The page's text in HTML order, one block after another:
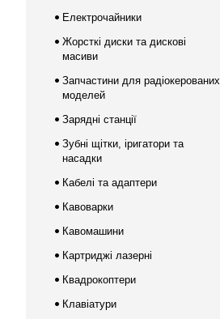
Електрочайники
Жорсткі диски та дискові
масиви
Запчастини для радіокерованих
моделей
Зарядні станції
Зубні щітки, іригатори та
насадки
Кабелі та адаптери
Кавоварки
Кавомашини
Картриджі лазерні
Квадрокоптери
Клавіатури